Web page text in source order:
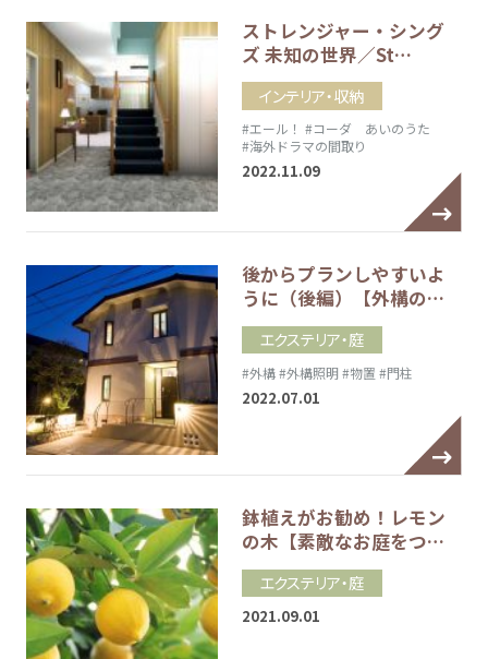
ストレンジャー・シング
ズ 未知の世界／St…
インテリア・収納
#エール！ #コーダ あいのうた
#海外ドラマの間取り
2022.11.09
後からプランしやすいよ
うに（後編）【外構の…
エクステリア・庭
#外構#外構照明 #物置 #門柱
2022.07.01
鉢植えがお勧め！レモン
の木【素敵なお庭をつ…
エクステリア・庭
2021.09.01